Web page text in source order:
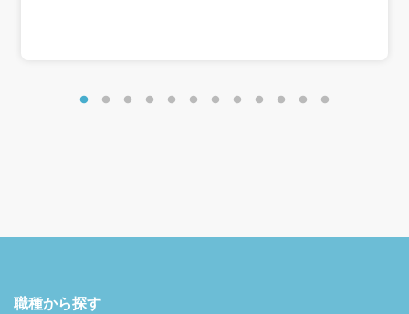
月給31万円＋賞与＋残業手当15時間分
・917万円／入社25年目・課長クラス
職種から探す